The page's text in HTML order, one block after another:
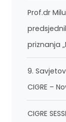
Prof.dr
priznanja
9.
CIGRE –
CIGRE